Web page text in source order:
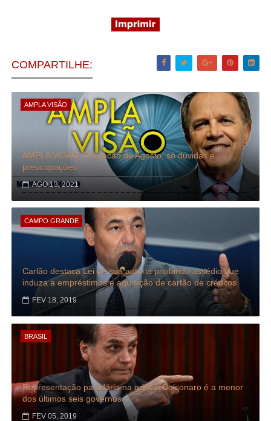
COMPARTILHE:
AMPLA VISÃO
AMPLA VISÃO| O furacão de Agosto; só dúvidas e
preocupações
AGO 13, 2021
CAMPO GRANDE
Carlão destaca Lei de sua autoria proibindo assédio que
induza a empréstimos e aquisição de cartão de créditos
FEV 18, 2019
BRASIL
Representação partidária na gestão Bolsonaro é a menor
dos últimos seis governos
FEV 05, 2019